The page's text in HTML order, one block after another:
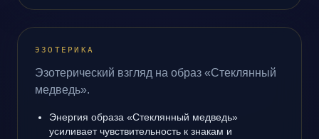
ЭЗОТЕРИКА
Эзотерический взгляд на образ «Стеклянный
медведь».
Энергия образа «Стеклянный медведь»
усиливает чувствительность к знакам и